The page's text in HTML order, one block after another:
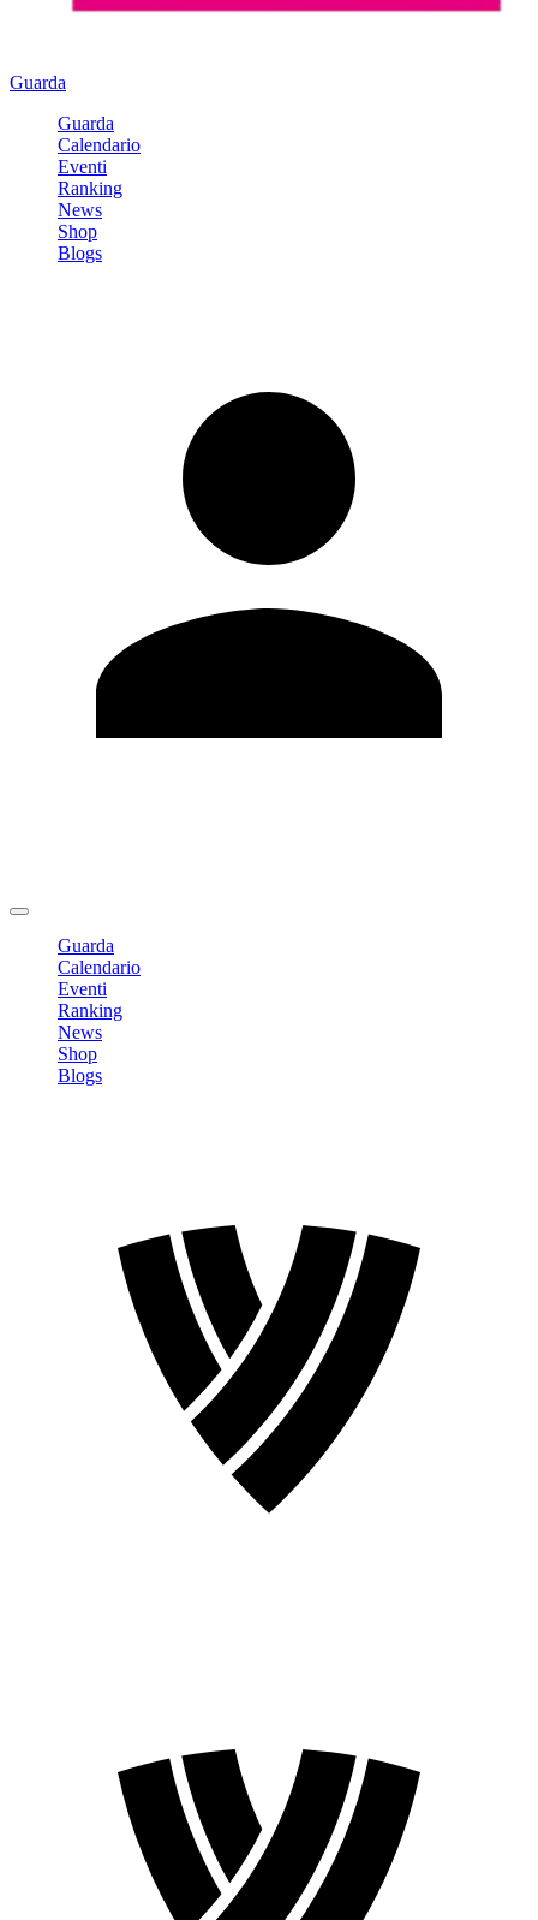
Guarda
Guarda
Calendario
Eventi
Ranking
News
Shop
Blogs
Guarda
Calendario
Eventi
Ranking
News
Shop
Blogs